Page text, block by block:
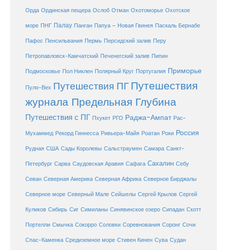
Орда Ординская пещера Ослоб Отман Охотоморье Охотское
море ПНГ Палау Панган Папуа – Новая Гвинея Паскаль Бернабе
Пафос Пенсильвания Пермь Персидский залив Перу
Петропавловск-Камчатский Печенегский залив Пипин
Подмосковье Пол Никлен Полярный Круг Португалия Приморье
Пуло-Вех Путешествия ПГ Путешествия
журнала Предельная Глубина
Путешествия с ПГ Пхукет РГО Раджа-Ампат Рас-
Мухаммед Рекорд Гиннесса Ривьера-Майя Роатан Роки Россия
Рудная США Сады Королевы Сальстраумен Самара Санкт-
Петербург Сарва Саудовская Аравия Сафага Сахалин Себу
Севан Северная Америка Северная Африка Северное Бирджалы
Северное море Северный Мале Сейшелы Сергей Крылов Сергей
Куликов Сибирь Сиг Симиланы Синявинское озеро Сипадан Скотт
Портелли Смычка Сокорро Соловки Соревнования Соронг Сочи
Спас-Каменка Средиземное море Стивен Кинен Сува Судан